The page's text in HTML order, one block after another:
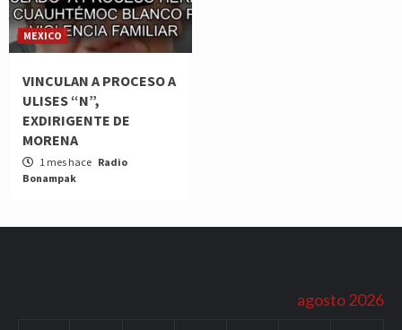
MEXICO
VINCULAN A PROCESO A
ULISES “N”,
EXDIRIGENTE DE
MORENA
1 mes hace Radio
Bonampak
agosto 2026